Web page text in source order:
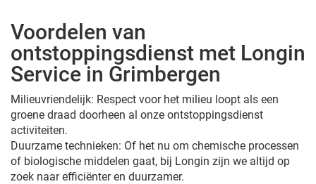
Voordelen van
ontstoppingsdienst met Longin
Service in Grimbergen
Milieuvriendelijk: Respect voor het milieu loopt als een
groene draad doorheen al onze ontstoppingsdienst
activiteiten.
Duurzame technieken: Of het nu om chemische processen
of biologische middelen gaat, bij Longin zijn we altijd op
zoek naar efficiënter en duurzamer.